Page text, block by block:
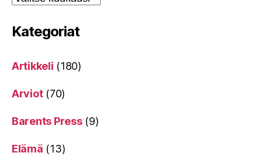
Kategoriat
Artikkeli (180)
Arviot(70)
Barents Press(9)
Elämä (13)